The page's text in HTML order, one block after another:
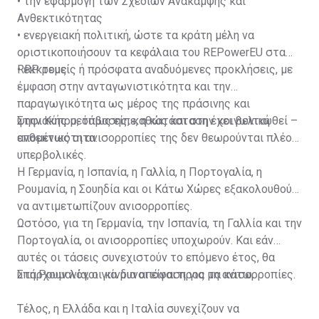
Ανθεκτικότητας
• ενεργειακή πολιτική, ώστε τα κράτη μέλη να
οριστικοποιήσουν τα κεφάλαια του REPowerEU στα
RRP τους
• εκκρεμείς ή πρόσφατα αναδυόμενες προκλήσεις, με
έμφαση στην ανταγωνιστικότητα και την
παραγωγικότητα ως μέρος της πράσινης και
ψηφιακής μετάβασης, καθώς και στην κοινωνική
ανθεκτικότητα.
Στην Κύπρο, όπως είπε, η κατάσταση έχει βελτιωθεί –
επομένως οι ανισορροπίες της δεν θεωρούνται πλέον
υπερβολικές.
Η Γερμανία, η Ισπανία, η Γαλλία, η Πορτογαλία, η
Ρουμανία, η Σουηδία και οι Κάτω Χώρες εξακολουθούν
να αντιμετωπίζουν ανισορροπίες.
Ωστόσο, για τη Γερμανία, την Ισπανία, τη Γαλλία και την
Πορτογαλία, οι ανισορροπίες υποχωρούν. Και εάν
αυτές οι τάσεις συνεχιστούν το επόμενο έτος, θα
υπάρχουν λόγοι για μια απόφαση για μη ανισορροπίες.
Στη Ρουμανία, οι κίνδυνοι είναι προς τα κάτω.
Τέλος, η Ελλάδα και η Ιταλία συνεχίζουν να